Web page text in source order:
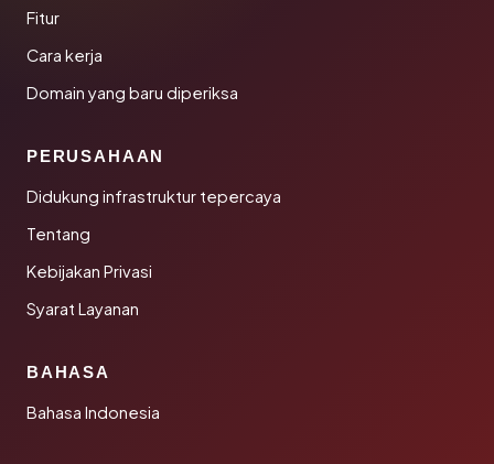
Fitur
Cara kerja
Domain yang baru diperiksa
PERUSAHAAN
Didukung infrastruktur tepercaya
Tentang
Kebijakan Privasi
Syarat Layanan
BAHASA
Bahasa Indonesia